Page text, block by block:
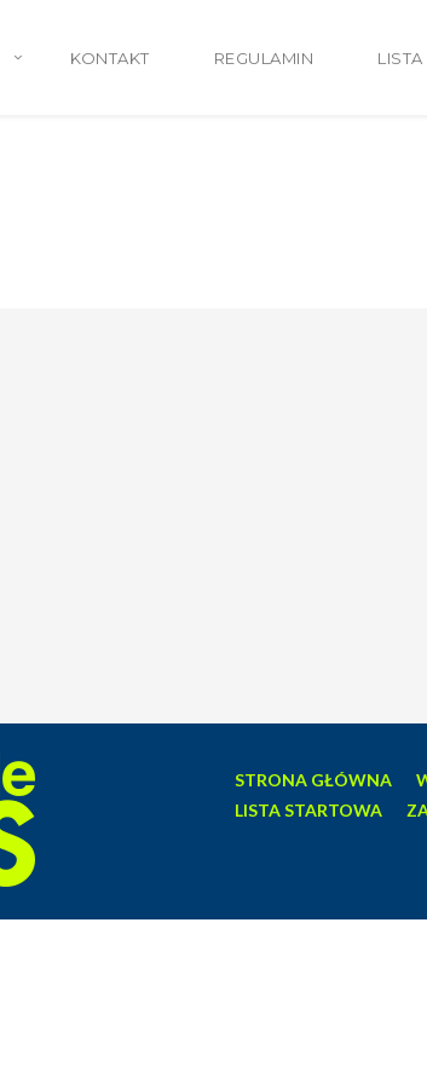
KONTAKT REGULAMIN
STRONA GŁÓWNA
LISTA STARTOWA